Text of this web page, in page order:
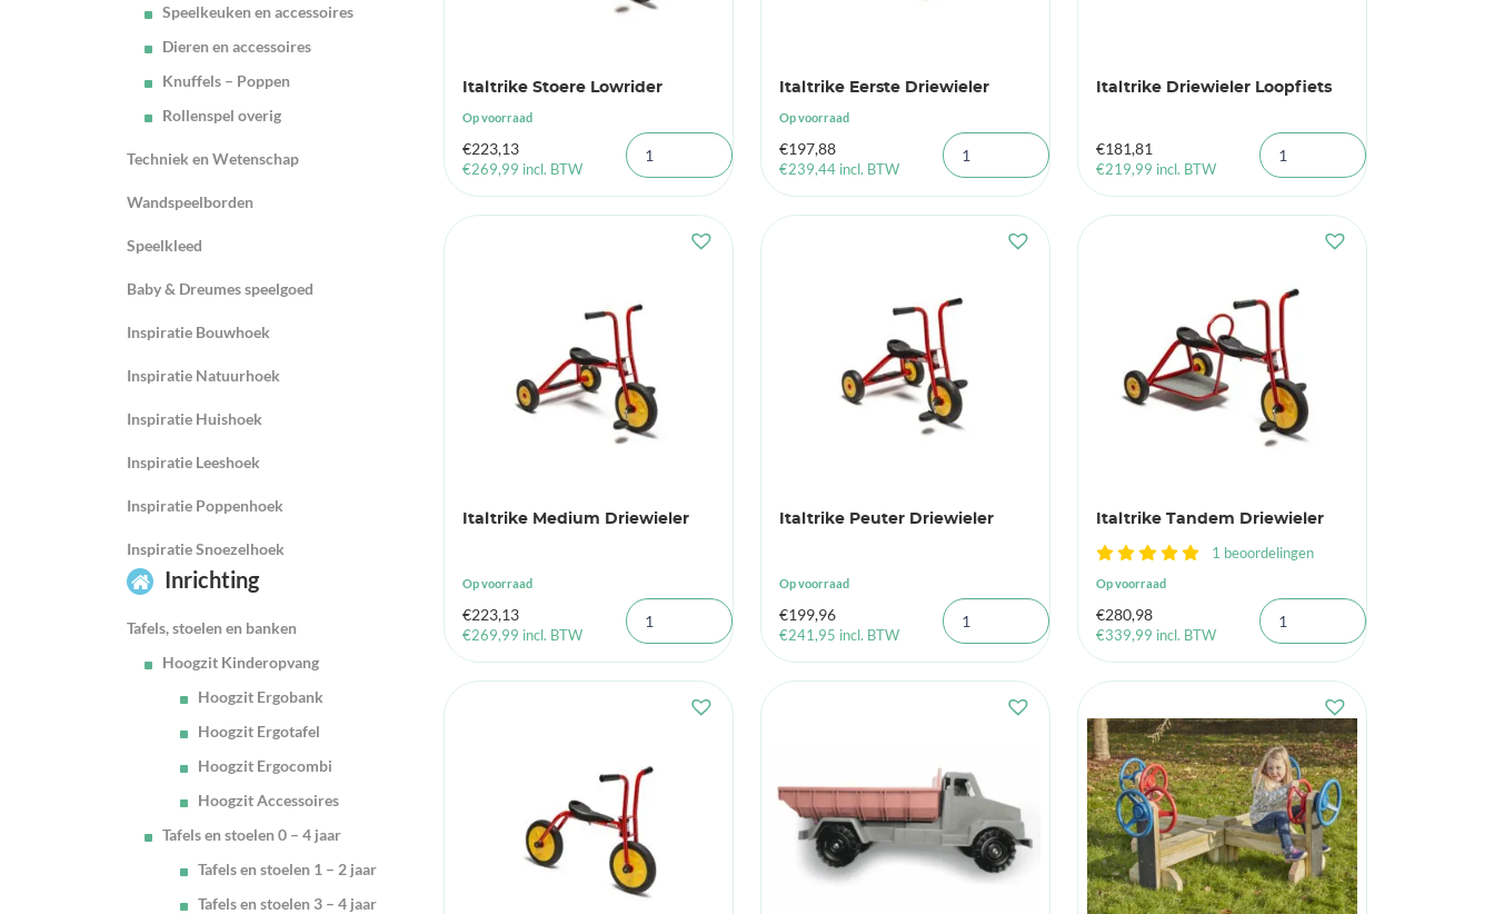
Speelkeuken en accessoires
Dieren en accessoires
Knuffels – Poppen
Rollenspel overig
Techniek en Wetenschap
Wandspeelborden
Speelkleed
Baby & Dreumes speelgoed
Inspiratie Bouwhoek
Inspiratie Natuurhoek
Inspiratie Huishoek
Inspiratie Leeshoek
Inspiratie Poppenhoek
Inspiratie Snoezelhoek
Inrichting
Tafels, stoelen en banken
Hoogzit Kinderopvang
Hoogzit Ergobank
Hoogzit Ergotafel
Hoogzit Ergocombi
Hoogzit Accessoires
Tafels en stoelen 0 – 4 jaar
Tafels en stoelen 1 – 2 jaar
Tafels en stoelen 3 – 4 jaar
Italtrike Stoere Lowrider
Op voorraad
€223,13
€269,99 incl. BTW
Italtrike Eerste Driewieler
Op voorraad
€197,88
€239,44 incl. BTW
Italtrike Driewieler Loopfiets
€181,81
€219,99 incl. BTW
Italtrike Medium Driewieler
Op voorraad
€223,13
€269,99 incl. BTW
Italtrike Peuter Driewieler
Op voorraad
€199,96
€241,95 incl. BTW
Italtrike Tandem Driewieler
1 beoordelingen
Op voorraad
€280,98
€339,99 incl. BTW